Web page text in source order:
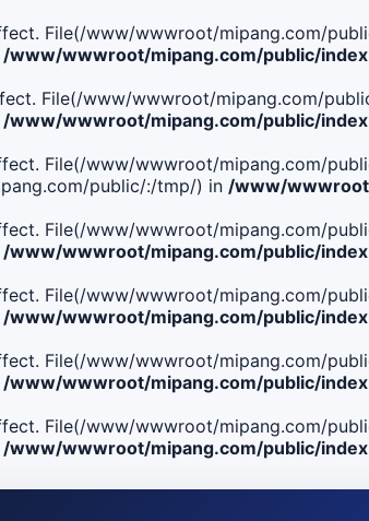
File(/www/wwwroot/mipang.com/
/www/wwwroot/mipang.com/public/
File(/www/wwwroot/mipang.com/
/www/wwwroot/mipang.com/public/
File(/www/wwwroot/mipang.com/
public/:/tmp/) in /www/
File(/www/wwwroot/mipang.com/
/www/wwwroot/mipang.com/public/
File(/www/wwwroot/mipang.com/
/www/wwwroot/mipang.com/public/
File(/www/wwwroot/mipang.com/
/www/wwwroot/mipang.com/public/
File(/www/wwwroot/mipang.com/
/www/wwwroot/mipang.com/public/